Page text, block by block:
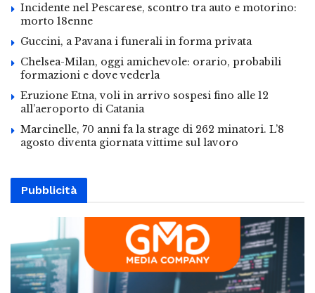
Incidente nel Pescarese, scontro tra auto e motorino:
morto 18enne
Guccini, a Pavana i funerali in forma privata
Chelsea-Milan, oggi amichevole: orario, probabili
formazioni e dove vederla
Eruzione Etna, voli in arrivo sospesi fino alle 12
all’aeroporto di Catania
Marcinelle, 70 anni fa la strage di 262 minatori. L’8
agosto diventa giornata vittime sul lavoro
Pubblicità